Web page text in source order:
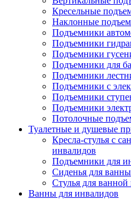
Кресельные
Наклонные
Подъемники
Подъемники
Подъемники
Подъемники для
Подъемники
Подъемники с
Подъемники
Подъемники
Потолочные
Туалетные и душевые
Кресла-стулья с
инвалидов
Подъемники для
Сиденья для ванны
Стулья для
Ванны для инвалидов